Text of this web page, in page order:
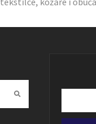
Submit
email